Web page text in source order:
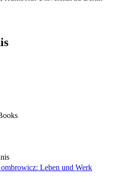
Leben und Werk